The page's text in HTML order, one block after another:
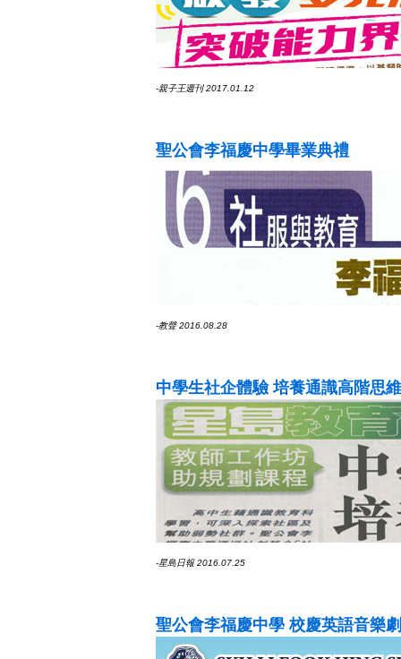
-親子王週刊 2017.01.12
聖公會李福慶中學畢業典禮
-教聲 2016.08.28
中學生社企體驗 培養通識高階思維
-星島日報 2016.07.25
聖公會李福慶中學 校慶英語音樂